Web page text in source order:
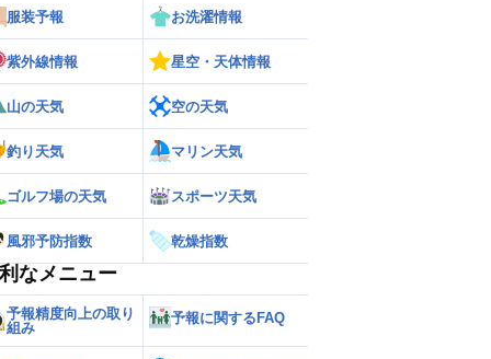
服装予報 お洗濯情報
紫外線情報 星空・天体情報
山の天気 空の天気
釣り天気 マリン天気
ゴルフ場の天気 スポーツ天気
風邪予防指数 乾燥指数
なメニュー
予報精度向上の取り
組み
予報に関するFAQ